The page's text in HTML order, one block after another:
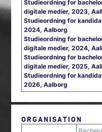
Studieordning for
digitale medier, 2023,
Studieordning for
2024, Aalborg
Studieordning for
digitale medier, 2024,
Studieordning for
digitale medier, 2025,
Studieordning for
2026, Aalborg
ORGANISATION